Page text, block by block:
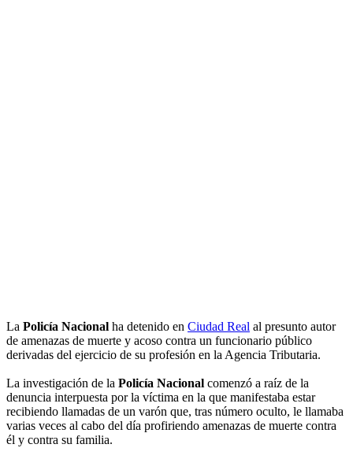
La Policía Nacional ha detenido en Ciudad Real al presunto autor
de amenazas de muerte y acoso contra un funcionario público
derivadas del ejercicio de su profesión en la Agencia Tributaria.
La investigación de la Policía Nacional comenzó a raíz de la
denuncia interpuesta por la víctima en la que manifestaba estar
recibiendo llamadas de un varón que, tras número oculto, le llamaba
varias veces al cabo del día profiriendo amenazas de muerte contra
él y contra su familia.